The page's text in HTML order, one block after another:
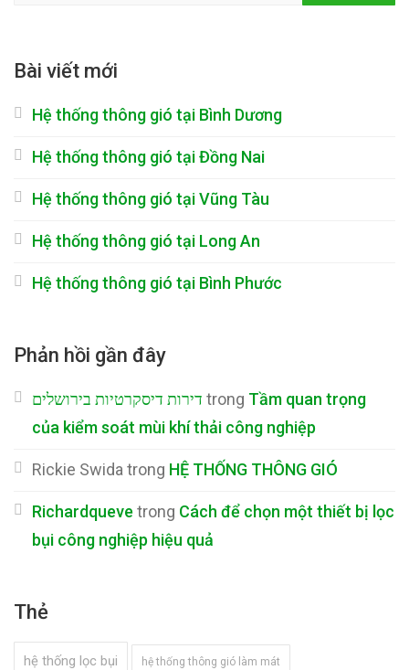
Bài viết mới
Hệ thống thông gió tại Bình Dương
Hệ thống thông gió tại Đồng Nai
Hệ thống thông gió tại Vũng Tàu
Hệ thống thông gió tại Long An
Hệ thống thông gió tại Bình Phước
Phản hồi gần đây
דירות דיסקרטיות בירושלים trong Tầm quan trọng
của kiểm soát mùi khí thải công nghiệp
Rickie Swida trong HỆ THỐNG THÔNG GIÓ
Richardqueve trong Cách để chọn một thiết bị lọc
bụi công nghiệp hiệu quả
Thẻ
hệ thống lọc bụi hệ thống thông gió làm mát